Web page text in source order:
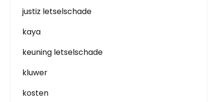
justiz letselschade
kaya
keuning letselschade
kluwer
kosten